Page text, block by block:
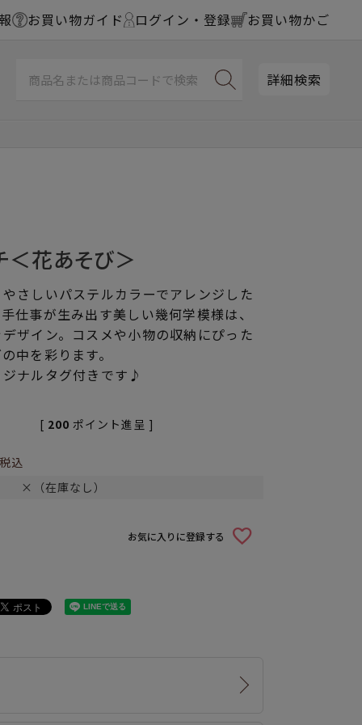
お買い物ガイド ログイン・登録 お買い物かご
詳細検索
＜花あそび＞
さしいパステルカラーでアレンジした
仕事が生み出す美しい幾何学模様は、
ザイン。コスメや小物の収納にぴった
中を彩ります。
ナルタグ付きです♪
税込
[ 200 ポイント進呈 ]
×（在庫なし）
お気に入りに登録する